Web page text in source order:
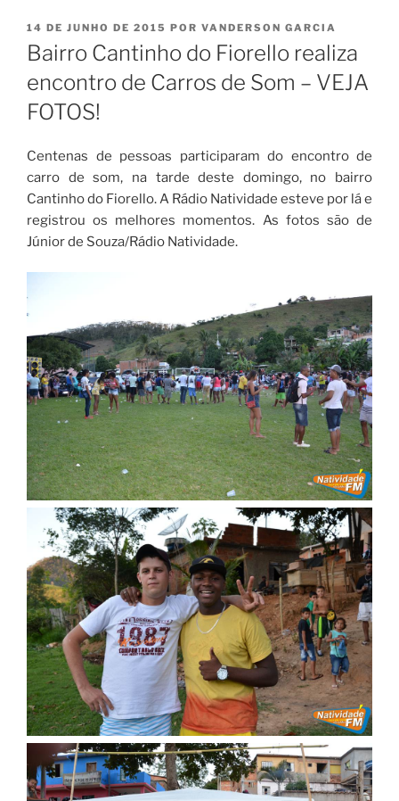
PUBLICADO
EM
14 DE JUNHO DE 2015 POR VANDERSON GARCIA
Bairro Cantinho do Fiorello realiza
encontro de Carros de Som – VEJA
FOTOS!
Centenas de pessoas participaram do encontro de
carro de som, na tarde deste domingo, no bairro
Cantinho do Fiorello. A Rádio Natividade esteve por lá e
registrou os melhores momentos. As fotos são de
Júnior de Souza/Rádio Natividade.